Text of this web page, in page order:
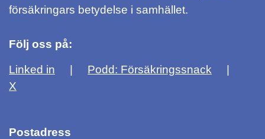
försäkringars betydelse i samhället.
Följ oss på:
Linked in
Podd: Försäkringssnack
X
Postadress